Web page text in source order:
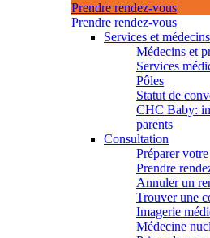
Prendre rendez-vous
Prendre rendez-vous
Services et médecins
Médecins et
Services
Pôles
Statut de
CHC Baby:
parents
Consultation
Préparer
Prendre
Annuler un
Trouver une
Imagerie
Médecine